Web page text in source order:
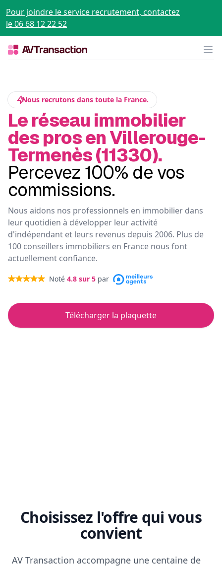
Pour joindre le service recrutement, contactez
le 06 68 12 22 52
Nous recrutons dans toute la France.
Le réseau immobilier
des pros en Villerouge-
Termenès (11330).
Percevez 100% de vos
commissions.
Nous aidons nos professionnels en immobilier dans
leur quotidien à développer leur activité
d'indépendant et leurs revenus depuis 2006. Plus de
100 conseillers immobiliers en France nous font
actuellement confiance.
Noté 4.8 sur 5 par
Télécharger la plaquette
Choisissez l'offre qui vous
convient
AV Transaction accompagne une centaine de